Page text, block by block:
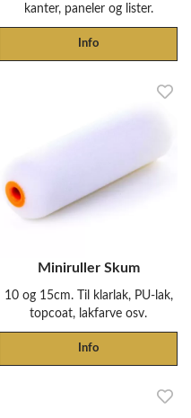
kanter, paneler og lister.
Info
Miniruller Skum
10 og 15cm. Til klarlak, PU-lak,
topcoat, lakfarve osv.
Info